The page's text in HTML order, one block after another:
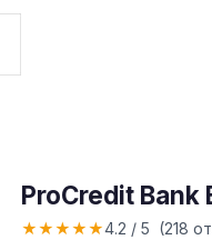
ProCredit Bank
★★★★★4.2 / 5 (218